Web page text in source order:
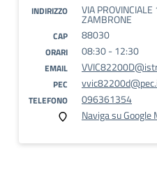
INDIRIZZO VIA
ZAMBRONE
CAP 88030
ORARI 08:30 - 12:30
EMAIL
PEC
TELEFONO
096361354
Naviga su Google